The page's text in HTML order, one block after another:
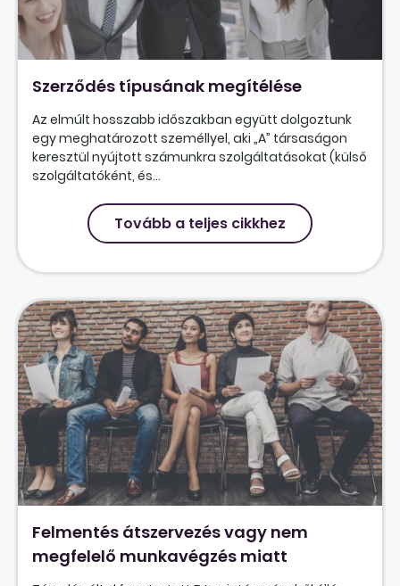
Szerződés típusának megítélése
Az elmúlt hosszabb időszakban együtt dolgoztunk
egy meghatározott személlyel, aki „A” társaságon
keresztül nyújtott számunkra szolgáltatásokat (külső
szolgáltatóként, és...
Tovább a teljes cikkhez
Felmentés átszervezés vagy nem
megfelelő munkavégzés miatt